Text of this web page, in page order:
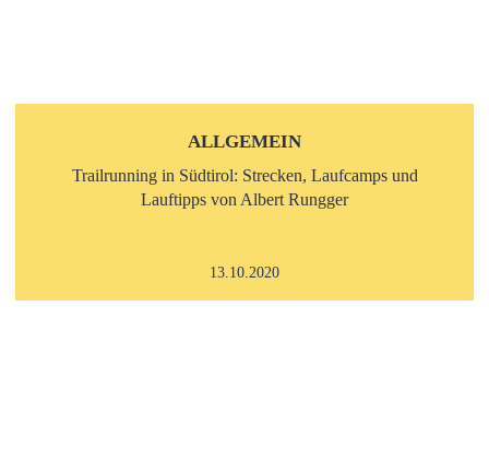
ALLGEMEIN
Trailrunning in Südtirol: Strecken, Laufcamps und
Lauftipps von Albert Rungger
13.10.2020